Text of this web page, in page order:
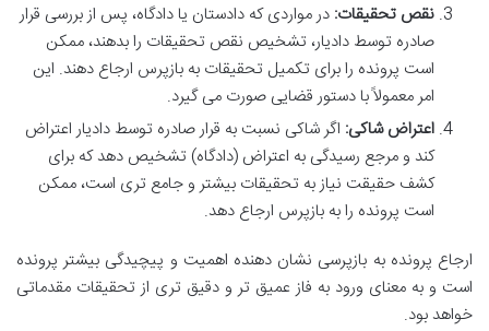
نقص تحقیقات: در مواردی که دادستان یا دادگاه، پس از بررسی قرار
صادره توسط دادیار، تشخیص نقص تحقیقات را بدهند، ممکن
است پرونده را برای تکمیل تحقیقات به بازپرس ارجاع دهند. این
امر معمولاً با دستور قضایی صورت می گیرد.
اعتراض شاکی: اگر شاکی نسبت به قرار صادره توسط دادیار اعتراض
کند و مرجع رسیدگی به اعتراض (دادگاه) تشخیص دهد که برای
کشف حقیقت نیاز به تحقیقات بیشتر و جامع تری است، ممکن
است پرونده را به بازپرس ارجاع دهد.
ارجاع پرونده به بازپرسی نشان دهنده اهمیت و پیچیدگی بیشتر پرونده
است و به معنای ورود به فاز عمیق تر و دقیق تری از تحقیقات مقدماتی
خواهد بود.